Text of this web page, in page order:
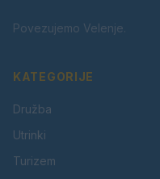
Povezujemo Velenje.
KATEGORIJE
Družba
Utrinki
Turizem